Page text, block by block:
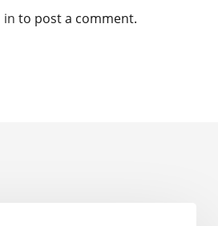
in to post a comment.